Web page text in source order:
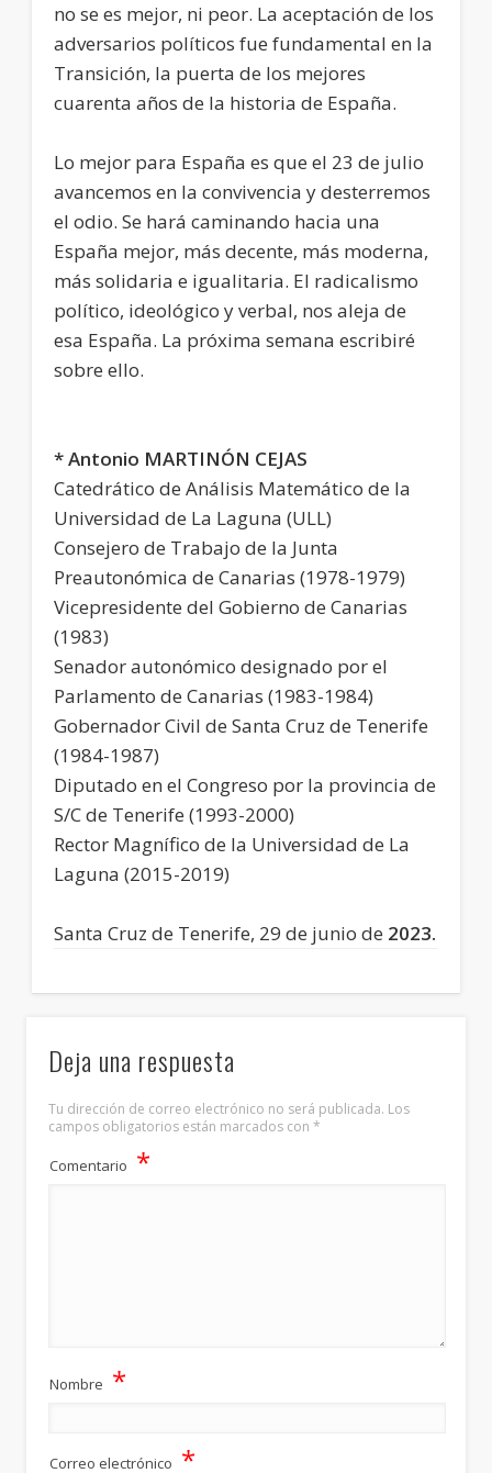
no se es mejor, ni peor. La aceptación de los
adversarios políticos fue fundamental en la
Transición, la puerta de los mejores
cuarenta años de la historia de España.
Lo mejor para España es que el 23 de julio
avancemos en la convivencia y desterremos
el odio. Se hará caminando hacia una
España mejor, más decente, más moderna,
más solidaria e igualitaria. El radicalismo
político, ideológico y verbal, nos aleja de
esa España. La próxima semana escribiré
sobre ello.
* Antonio MARTINÓN CEJAS
Catedrático de Análisis Matemático de la
Universidad de La Laguna (ULL)
Consejero de Trabajo de la Junta
Preautonómica de Canarias (1978-1979)
Vicepresidente del Gobierno de Canarias
(1983)
Senador autonómico designado por el
Parlamento de Canarias (1983-1984)
Gobernador Civil de Santa Cruz de Tenerife
(1984-1987)
Diputado en el Congreso por la provincia de
S/C de Tenerife (1993-2000)
Rector Magnífico de la Universidad de La
Laguna (2015-2019)
Santa Cruz de Tenerife, 29 de junio de 2023.
Deja una respuesta
Tu dirección de correo electrónico no será publicada. Los
campos obligatorios están marcados con*
Comentario *
Nombre *
Correo electrónico *